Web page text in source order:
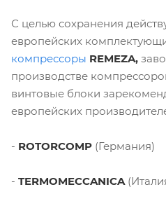
С целью сохранения
европейских
компрессоры REMEZA,
производстве
винтовые блоки
европейских
- ROTORCOMP (Германия)
- TERMOMECCANICA